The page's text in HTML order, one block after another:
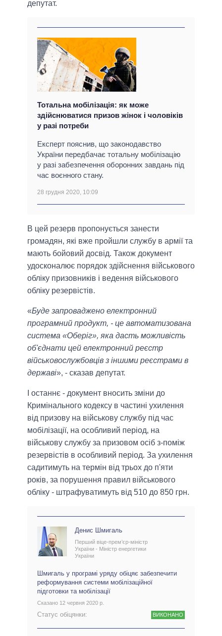
депутат.
Тотальна мобілізація: як може
здійснюватися призов жінок і чоловіків
у разі потреби
Експерт пояснив, що законодавство
України передбачає тотальну мобілізацію
у разі забезпечення оборонних завдань під
час воєнного стану.
28 грудня 2020, 10:09
В цей резерв пропонується занести
громадян, які вже пройшли службу в армії та
мають бойовий досвід. Також документ
удосконалює порядок здійснення військового
обліку призовників і ведення військового
обліку резервістів.
«Буде запроваджено електронний
програмний продукт, - це автоматизована
система «Оберіг», яка дасть можливість
об'єднати цей електронний реєстр
військовослужбовців з іншими реєстрами в
державі», - сказав депутат.
І останнє - документ вносить зміни до
Кримінального кодексу в частині ухилення
від призову на військову службу під час
мобілізації, на особливий період, на
військову службу за призовом осіб з-поміж
резервістів в особливий період. За ухилення
садитимуть на термін від трьох до п'яти
років, за порушення правил військового
обліку - штрафуватимуть від 510 до 850 грн.
Денис Шмигаль
Перший віце-прем’єр-міністр
України - Міністр енергетики
України
Шмигаль у програмі уряду обіцяє забезпечити
реформування системи мобілізаційної
підготовки та мобілізації
Сказано 12 червня 2020 р.
Статус обіцянки: ВИКОНАНО